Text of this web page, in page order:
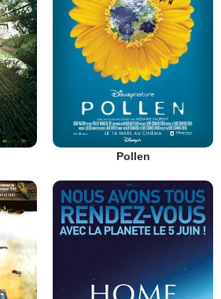
Pollen